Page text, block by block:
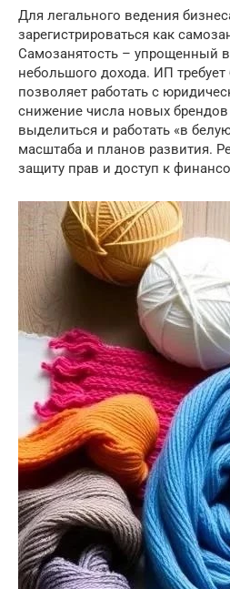
Для легального ведения
зарегистрироваться как
Самозанятость – упрощенный
небольшого дохода. ИП
позволяет работать с
снижение числа новых брендов
выделиться и работать «в
масштаба и планов развития.
защиту прав и доступ к